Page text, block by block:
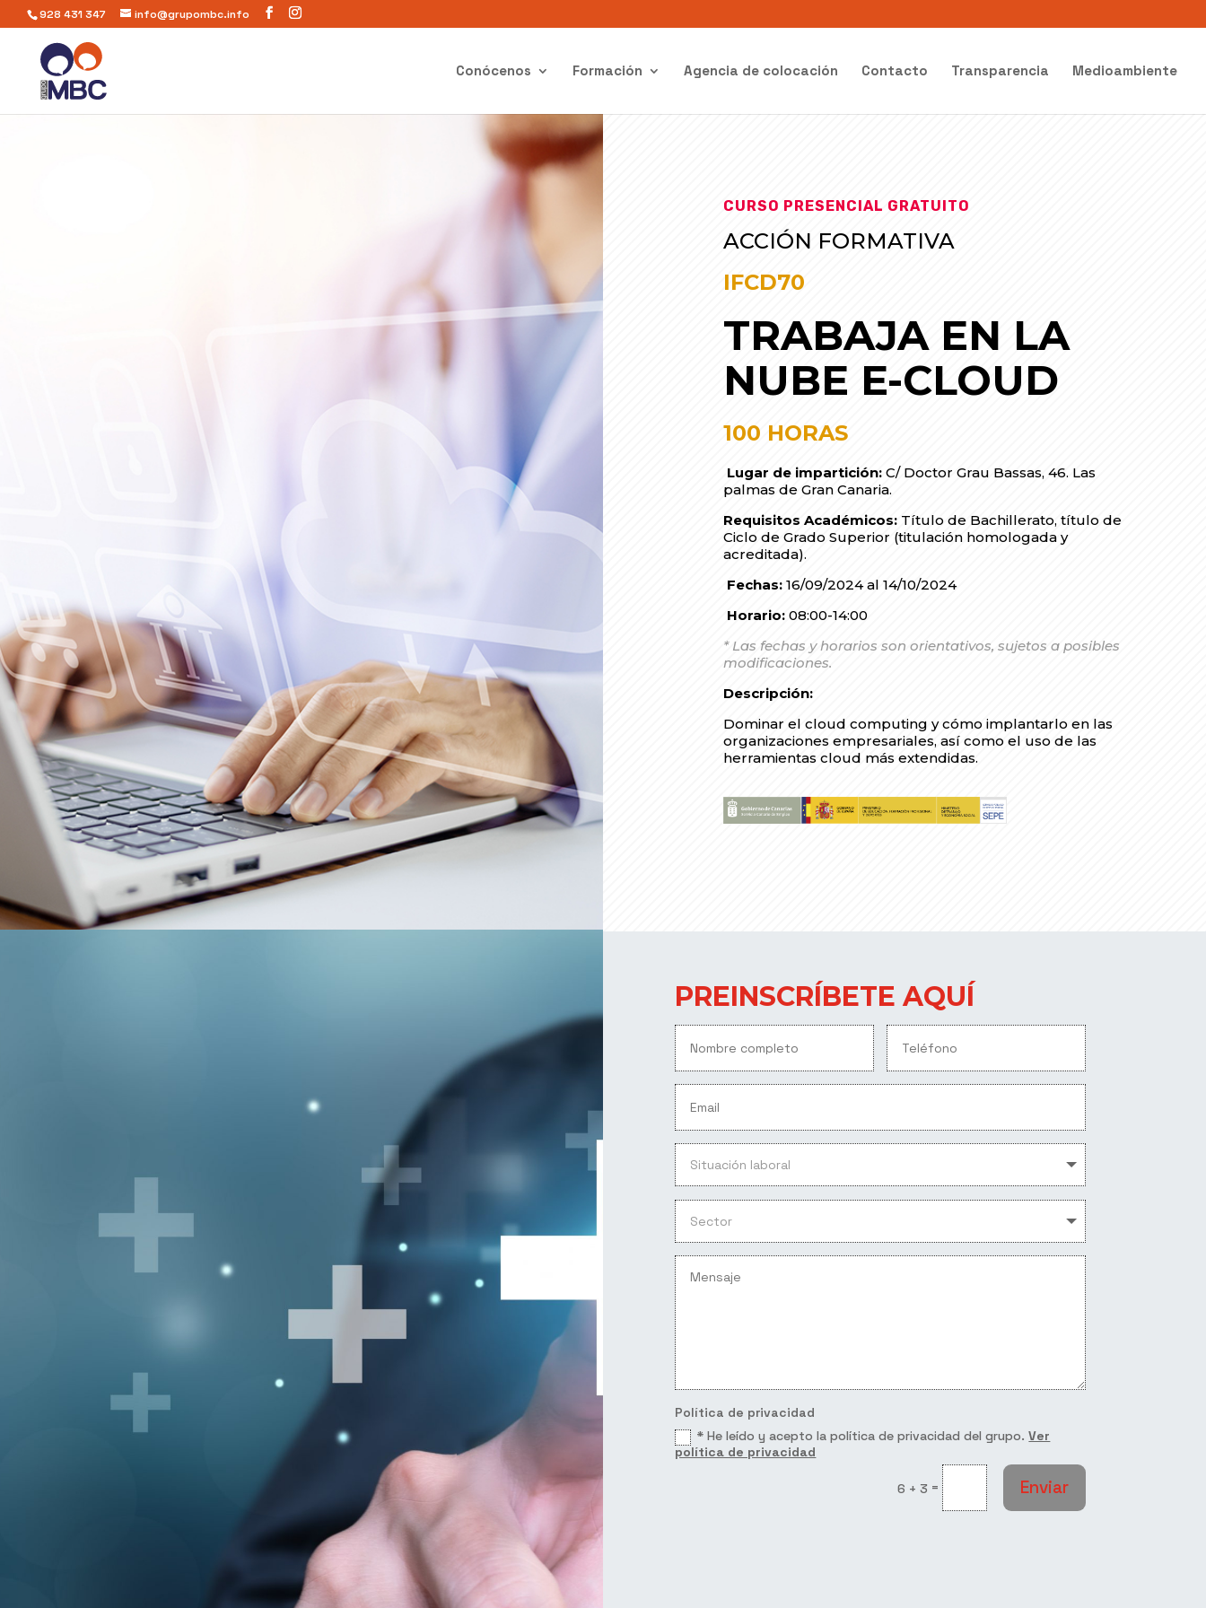
928 431 347 info@grupombc.info
Conócenos Formación Agencia de colocación Contacto Transparencia Medioambiente
CURSO PRESENCIAL GRATUITO
ACCIÓN FORMATIVA
IFCD70
TRABAJA EN LA
NUBE E-CLOUD
100 HORAS
Lugar de impartición: C/ Doctor Grau Bassas, 46. Las
palmas de Gran Canaria.
Requisitos Académicos: Título de Bachillerato, título de
Ciclo de Grado Superior (titulación homologada y
acreditada).
Fechas:16/09/2024 al 14/10/2024
Horario: 08:00-14:00
* Las fechas y horarios son orientativos, sujetos a posibles
modificaciones.
Descripción:
Dominar el cloud computing y cómo implantarlo en las
organizaciones empresariales, así como el uso de las
herramientas cloud más extendidas.
PREINSCRÍBETE AQUÍ
Política de privacidad
* He leído y acepto la política de privacidad del grupo.Ver
política de privacidad
6 + 3 = Enviar